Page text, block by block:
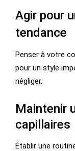
Agir pour
tendance
Penser à votre
pour un style
négliger.
Maintenir
capillaires
Établir une